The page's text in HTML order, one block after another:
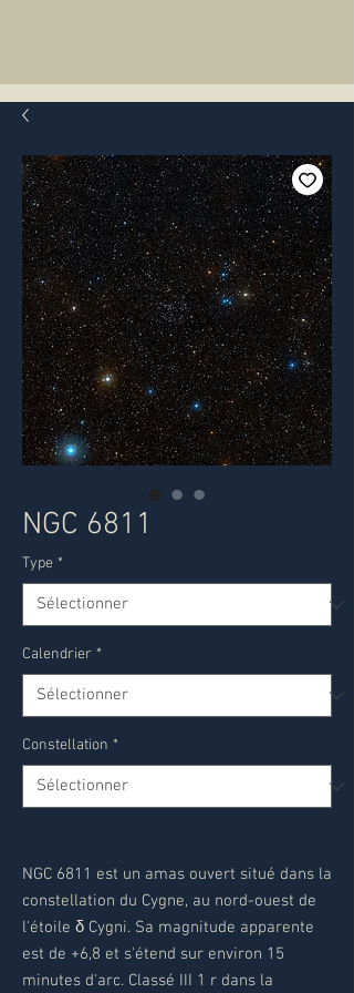
NGC 6811
Type *
Calendrier *
Constellation *
NGC 6811 est un amas ouvert situé dans la
constellation du Cygne, au nord-ouest de
l'étoile δ Cygni. Sa magnitude apparente
est de +6,8 et s'étend sur environ 15
minutes d'arc. Classé III 1 r dans la